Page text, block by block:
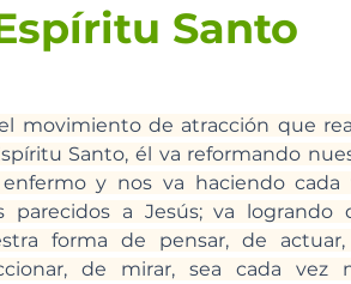
Santo
movimiento de atracción que
Santo, él va reformando
y nos va haciendo cada
parecidos a Jesús; va logrando
forma de pensar, de
de mirar, sea cada vez